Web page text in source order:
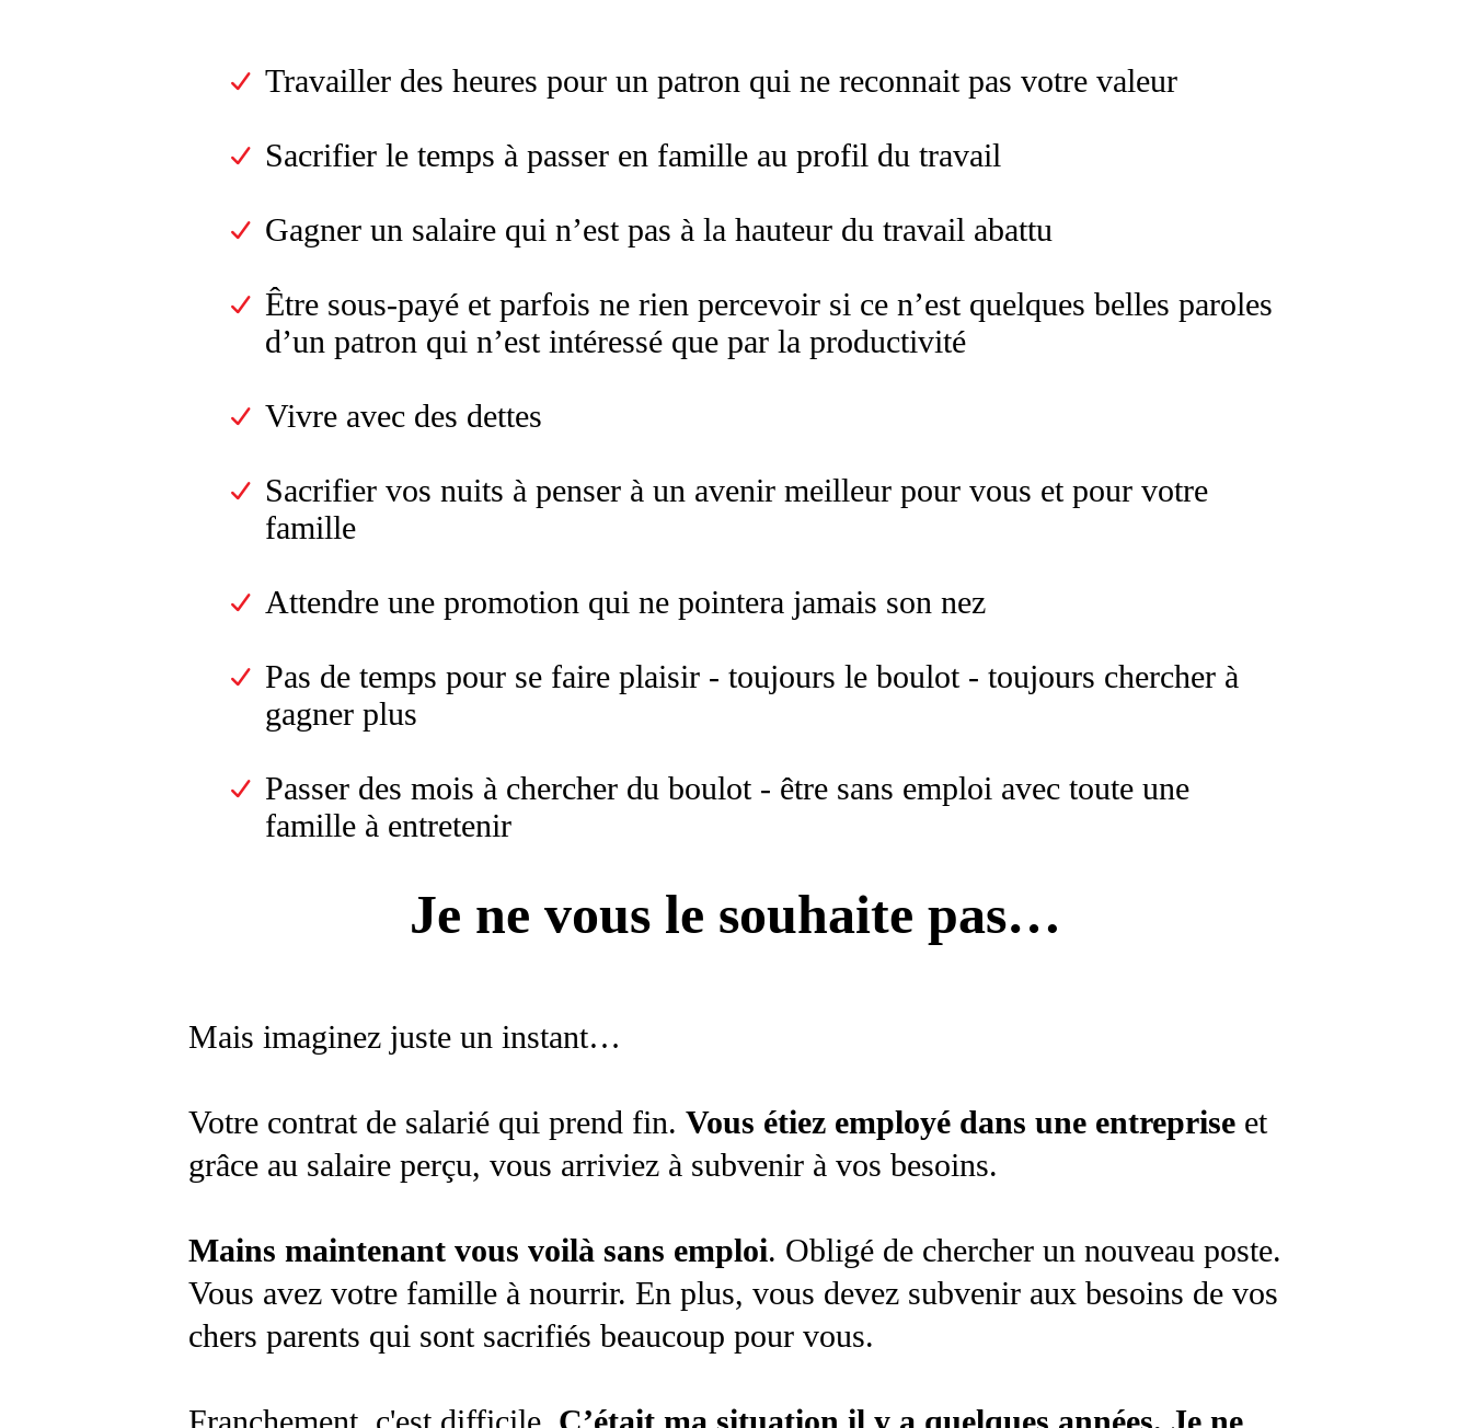
Travailler des heures pour un patron qui ne reconnait pas votre valeur
Sacrifier le temps à passer en famille au profil du travail
Gagner un salaire qui n’est pas à la hauteur du travail abattu
Être sous-payé et parfois ne rien percevoir si ce n’est quelques belles paroles
d’un patron qui n’est intéressé que par la productivité
Vivre avec des dettes
Sacrifier vos nuits à penser à un avenir meilleur pour vous et pour votre
famille
Attendre une promotion qui ne pointera jamais son nez
Pas de temps pour se faire plaisir - toujours le boulot - toujours chercher à
gagner plus
Passer des mois à chercher du boulot - être sans emploi avec toute une
famille à entretenir
Je ne vous le souhaite pas…
Mais imaginez juste un instant…
Votre contrat de salarié qui prend fin. Vous étiez employé dans une entreprise et
grâce au salaire perçu, vous arriviez à subvenir à vos besoins.
Mains maintenant vous voilà sans emploi. Obligé de chercher un nouveau poste.
Vous avez votre famille à nourrir. En plus, vous devez subvenir aux besoins de vos
chers parents qui sont sacrifiés beaucoup pour vous.